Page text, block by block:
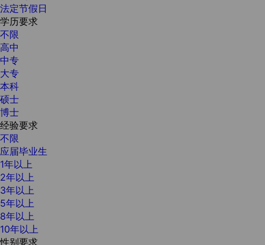
法定节假日
学历要求
不限
高中
中专
大专
本科
硕士
博士
经验要求
不限
应届毕业生
1年以上
2年以上
3年以上
5年以上
8年以上
10年以上
性别要求